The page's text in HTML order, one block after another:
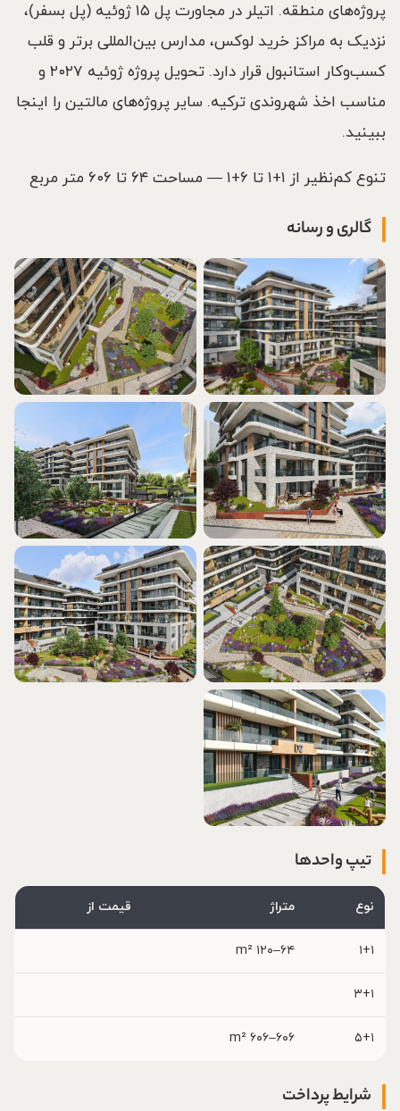
پروژه‌های منطقه. اتیلر در مجاورت پل ۱۵ ژوئیه (پل بسفر)،
نزدیک به مراکز خرید لوکس، مدارس بین‌المللی برتر و قلب
کسب‌وکار استانبول قرار دارد. تحویل پروژه ژوئیه ۲۰۲۷ و
مناسب اخذ شهروندی ترکیه. سایر پروژه‌های مالتین را اینجا
ببینید.
تنوع کم‌نظیر از ۱+۱ تا ۶+۱ — مساحت ۶۴ تا ۶۰۶ متر مربع
گالری و رسانه
تیپ واحدها
نوع متراژ قیمت از
۱+۱ ۶۴–۱۲۰ m²
۳+۱
۵+۱ ۶۰۶–۶۰۶ m²
شرایط پرداخت